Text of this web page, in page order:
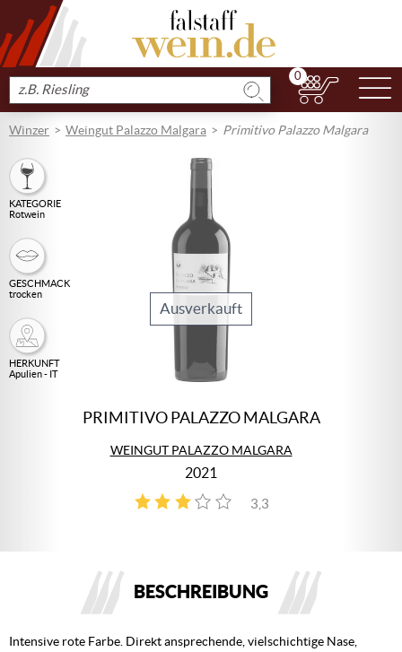
Produkt
suchen
0
Winzer Weingut Palazzo Malgara Primitivo Palazzo Malgara
KATEGORIE
Rotwein
GESCHMACK
trocken
HERKUNFT
Apulien - IT
Ausverkauft
PRIMITIVO PALAZZO MALGARA
WEINGUT PALAZZO MALGARA
2021
3,3
3
BESCHREIBUNG
Intensive rote Farbe. Direkt ansprechende, vielschichtige Nase,